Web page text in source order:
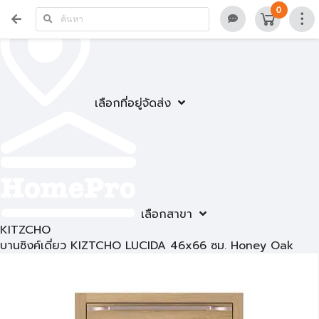
เลือกที่อยู่จัดส่ง
เลือกสาขา
0
KITZCHO
บานซิงค์เดี่ยว KIZTCHO LUCIDA 46x66 ซม. Honey Oak